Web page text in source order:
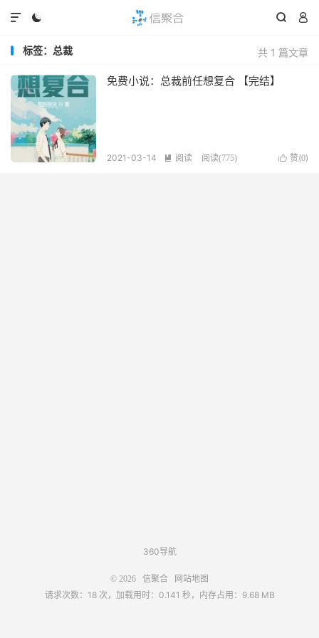
  

共 1 篇文章
标签：总裁
免费小说：总裁前任想复合 【完结】
 赞(0)
2021-03-14  阅读 阅读(775)
360导航
© 2026 信聚合 网站地图
请求次数：18 次，加载用时：0.141 秒，内存占用：9.68 MB